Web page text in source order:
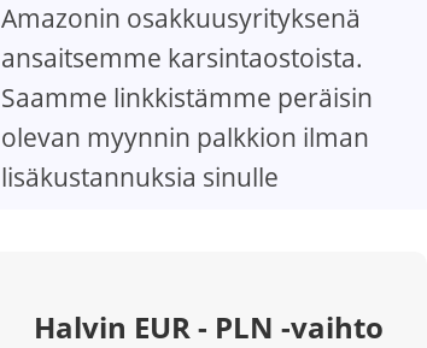
Amazonin osakkuusyrityksenä
ansaitsemme karsintaostoista.
Saamme linkkistämme peräisin
olevan myynnin palkkion ilman
lisäkustannuksia sinulle
Halvin EUR - PLN -vaihto